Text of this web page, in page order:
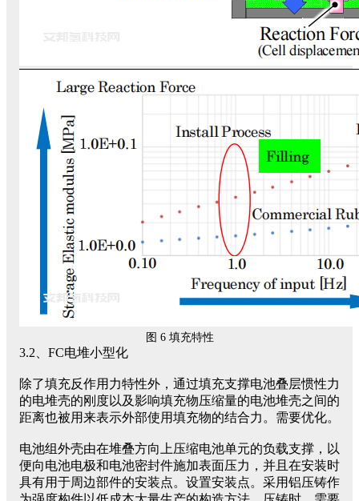
图 6 填充特性
3.2、FC电堆小型化
除了填充反作用力特性外，通过填充支撑电池叠层惯性力
的电堆壳的刚度以及影响填充物压缩量的电池堆壳之间的
距离也被用来表示外部使用填充物的结合力。需要优化。
电池组外壳由在堆叠方向上压缩电池单元的负载支撑，以
便向电池电极和电池密封件施加表面压力，并且在安装时
具有用于周边部件的安装点。设置安装点。采用铝压铸作